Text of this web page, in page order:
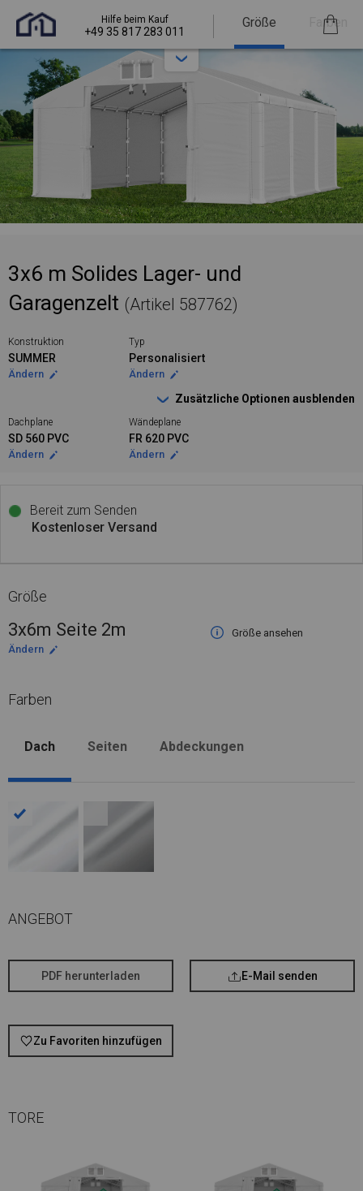
Hilfe beim Kauf
+49 35 817 283 011
Größe Farben
3x6 m Solides Lager- und
Garagenzelt (Artikel 587762)
Konstruktion
SUMMER
Ändern
Typ
Personalisiert
Ändern
Zusätzliche Optionen ausblenden
Dachplane
SD 560 PVC
Ändern
Wändeplane
FR 620 PVC
Ändern
Bereit zum Senden
Kostenloser Versand
Größe
3x6m Seite 2m
Größe ansehen
Ändern
Farben
Dach Seiten Abdeckungen
ANGEBOT
PDF herunterladen E-Mail senden
Zu Favoriten hinzufügen
TORE